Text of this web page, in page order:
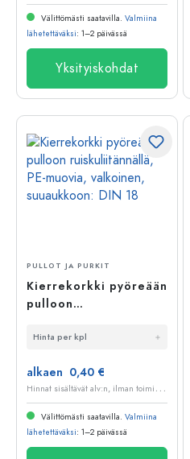
Välittömästi saatavilla. Valmiina
lähetettäväksi: 1–2 päivässä
Yksityiskohdat
PULLOT JA PURKIT
Kierrekorkki pyöreään
pulloon
muovia, valkoinen,
Hinta per kpl
alkaen 0,40 €
H
innat sisältävät alv:n, ilman toimituskuluja
Välittömästi saatavilla. Valmiina
lähetettäväksi: 1–2 päivässä